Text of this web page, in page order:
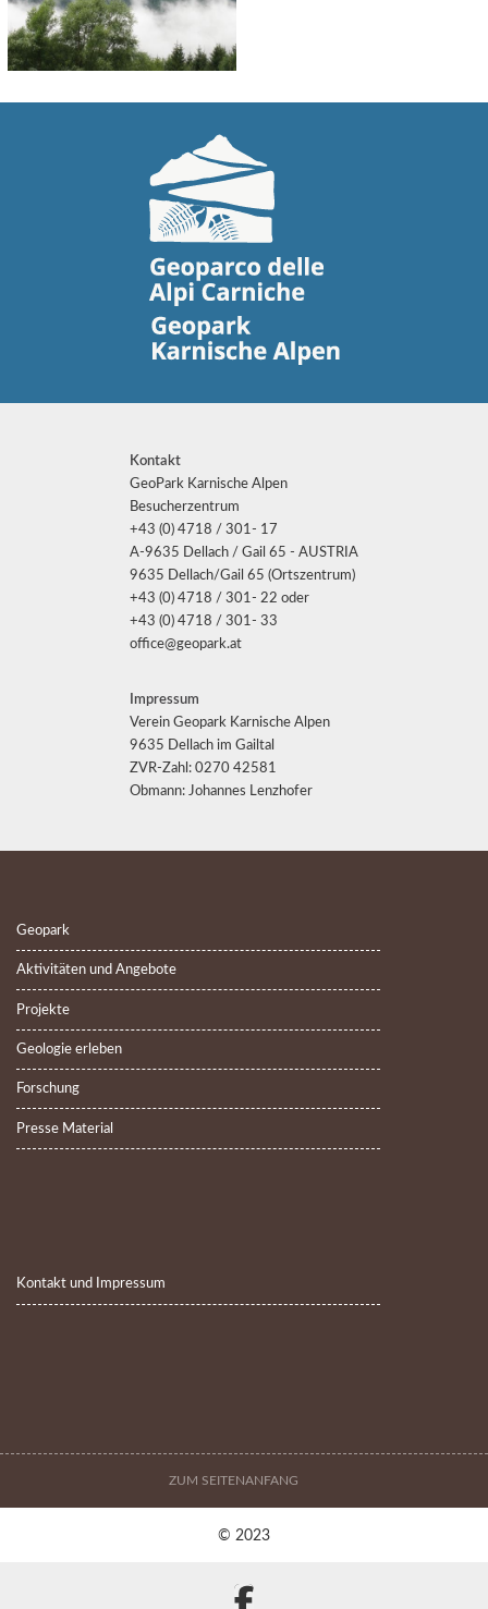
Kontakt
GeoPark Karnische Alpen
Besucherzentrum
+43 (0) 4718 / 301- 17
A-9635 Dellach / Gail 65 - AUSTRIA
9635 Dellach/Gail 65 (Ortszentrum)
+43 (0) 4718 / 301- 22 oder
+43 (0) 4718 / 301- 33
office@geopark.at
Impressum
Verein Geopark Karnische Alpen
9635 Dellach im Gailtal
ZVR-Zahl: 0270 42581
Obmann: Johannes Lenzhofer
Geopark
Aktivitäten und Angebote
Projekte
Geologie erleben
Forschung
Presse Material
Kontakt und Impressum
ZUM SEITENANFANG
© 2023